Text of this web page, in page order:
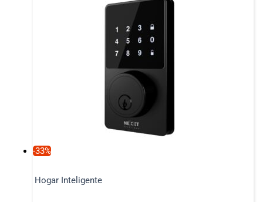
-33%
Hogar Inteligente